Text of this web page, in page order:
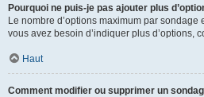
Pourquoi ne puis-je pas ajouter plus
Le nombre d’options maximum par sondage
vous avez besoin d’indiquer plus d’options,
Haut
Comment modifier ou supprimer un